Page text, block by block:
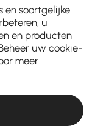
en soortgelijke
u
en producten
uw cookie-
meer